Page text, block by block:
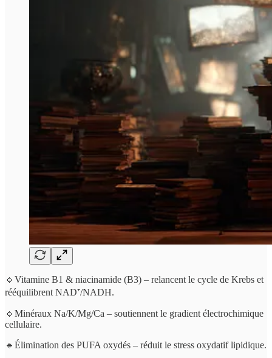
🔹Vitamine B1 & niacinamide (B3) – relancent le cycle de Krebs et
rééquilibrent NAD⁺/NADH.
🔹Minéraux Na/K/Mg/Ca – soutiennent le gradient électrochimique
cellulaire.
🔹Élimination des PUFA oxydés – réduit le stress oxydatif lipidique.